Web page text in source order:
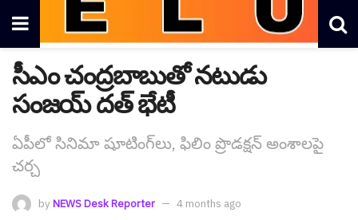
సీఎం చంద్రబాబుతో న‌టుడు
సంజయ్ దత్ భేటీ
ఏపీలో సినిమా షూటింగ్‌లు, ఫిలిం ప్రొడక్షన్ అంశాలపై
చర్చ
by NEWS Desk Reporter 4 months ago